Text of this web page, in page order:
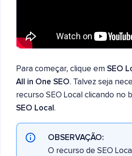
Para começar, clique em SEO
All in One SEO. Talvez seja
recurso SEO Local clicando no
SEO Local .
OBSERVAÇÃO:
O recurso de SEO